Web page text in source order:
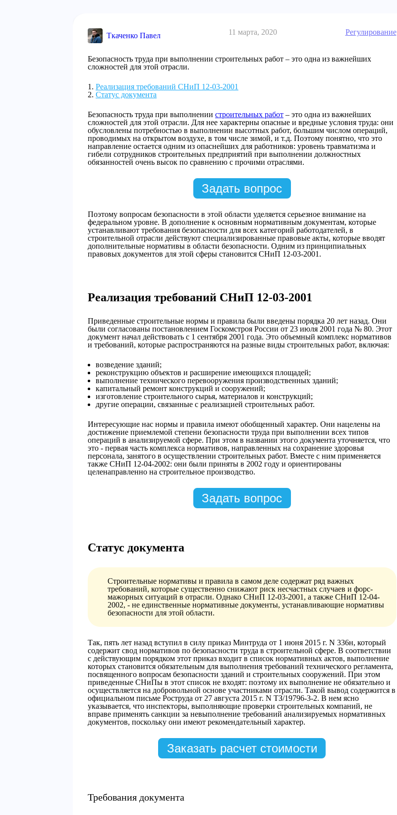
Ткаченко Павел 11 марта, 2020 Регулирование
Безопасность труда при выполнении строительных работ – это одна из важнейших
сложностей для этой отрасли.
Реализация требований СНиП 12-03-2001
Статус документа
Безопасность труда при выполнении строительных работ – это одна из важнейших
сложностей для этой отрасли. Для нее характерны опасные и вредные условия труда: они
обусловлены потребностью в выполнении высотных работ, большим числом операций,
проводимых на открытом воздухе, в том числе зимой, и т.д. Поэтому понятно, что это
направление остается одним из опаснейших для работников: уровень травматизма и
гибели сотрудников строительных предприятий при выполнении должностных
обязанностей очень высок по сравнению с прочими отраслями.
Задать вопрос
Поэтому вопросам безопасности в этой области уделяется серьезное внимание на
федеральном уровне. В дополнение к основным нормативным документам, которые
устанавливают требования безопасности для всех категорий работодателей, в
строительной отрасли действуют специализированные правовые акты, которые вводят
дополнительные нормативы в области безопасности. Одним из принципиальных
правовых документов для этой сферы становится СНиП 12-03-2001.
Реализация требований СНиП 12-03-2001
Приведенные строительные нормы и правила были введены порядка 20 лет назад. Они
были согласованы постановлением Госкомстроя России от 23 июля 2001 года № 80. Этот
документ начал действовать с 1 сентября 2001 года. Это объемный комплекс нормативов
и требований, которые распространяются на разные виды строительных работ, включая:
возведение зданий;
реконструкцию объектов и расширение имеющихся площадей;
выполнение технического перевооружения производственных зданий;
капитальный ремонт конструкций и сооружений;
изготовление строительного сырья, материалов и конструкций;
другие операции, связанные с реализацией строительных работ.
Интересующие нас нормы и правила имеют обобщенный характер. Они нацелены на
достижение приемлемой степени безопасности труда при выполнении всех типов
операций в анализируемой сфере. При этом в названии этого документа уточняется, что
это - первая часть комплекса нормативов, направленных на сохранение здоровья
персонала, занятого в осуществлении строительных работ. Вместе с ним применяется
также СНиП 12-04-2002: они были приняты в 2002 году и ориентированы
целенаправленно на строительное производство.
Задать вопрос
Статус документа
Строительные нормативы и правила в самом деле содержат ряд важных
требований, которые существенно снижают риск несчастных случаев и форс-
мажорных ситуаций в отрасли. Однако СНиП 12-03-2001, а также СНиП 12-04-
2002, - не единственные нормативные документы, устанавливающие нормативы
безопасности для этой области.
Так, пять лет назад вступил в силу приказ Минтруда от 1 июня 2015 г. N 336н, который
содержит свод нормативов по безопасности труда в строительной сфере. В соответствии
с действующим порядком этот приказ входит в список нормативных актов, выполнение
которых становится обязательным для выполнения требований технического регламента,
посвященного вопросам безопасности зданий и строительных сооружений. При этом
приведенные СНиПы в этот список не входят: поэтому их выполнение не обязательно и
осуществляется на добровольной основе участниками отрасли. Такой вывод содержится в
официальном письме Роструда от 27 августа 2015 г. N ТЗ/19796-3-2. В нем ясно
указывается, что инспекторы, выполняющие проверки строительных компаний, не
вправе применять санкции за невыполнение требований анализируемых нормативных
документов, поскольку они имеют рекомендательный характер.
Заказать расчет стоимости
Требования документа